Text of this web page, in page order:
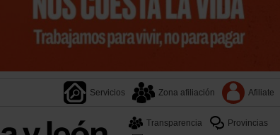
Servicios Zona afiliación Afiliate
Transparencia
Provincias